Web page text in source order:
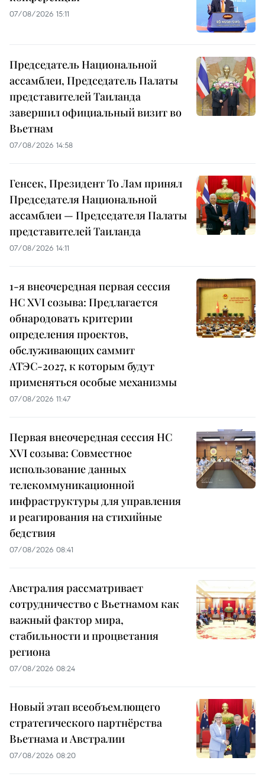
07/08/2026 15:11
Председатель Национальной
ассамблеи, Председатель Палаты
представителей Таиланда
завершил официальный визит во
Вьетнам
07/08/2026 14:58
Генсек, Президент То Лам принял
Председателя Национальной
ассамблеи — Председателя Палаты
представителей Таиланда
07/08/2026 14:11
1-я внеочередная первая сессия
НС XVI созыва: Предлагается
обнародовать критерии
определения проектов,
обслуживающих саммит
АТЭС-2027, к которым будут
применяться особые механизмы
07/08/2026 11:47
Первая внеочередная сессия НС
XVI созыва: Совместное
использование данных
телекоммуникационной
инфраструктуры для управления
и реагирования на стихийные
бедствия
07/08/2026 08:41
Австралия рассматривает
сотрудничество с Вьетнамом как
важный фактор мира,
стабильности и процветания
региона
07/08/2026 08:24
Новый этап всеобъемлющего
стратегического партнёрства
Вьетнама и Австралии
07/08/2026 08:20